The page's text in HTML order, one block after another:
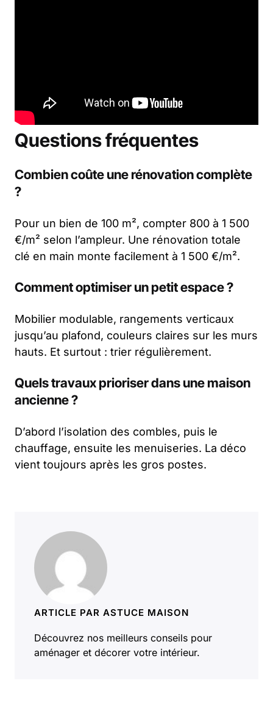
Questions fréquentes
Combien coûte une rénovation complète
?
Pour un bien de 100 m², compter 800 à 1 500
€/m² selon l’ampleur. Une rénovation totale
clé en main monte facilement à 1 500 €/m².
Comment optimiser un petit espace ?
Mobilier modulable, rangements verticaux
jusqu’au plafond, couleurs claires sur les murs
hauts. Et surtout : trier régulièrement.
Quels travaux prioriser dans une maison
ancienne ?
D’abord l’isolation des combles, puis le
chauffage, ensuite les menuiseries. La déco
vient toujours après les gros postes.
ARTICLE PAR ASTUCE MAISON
Découvrez nos meilleurs conseils pour
aménager et décorer votre intérieur.